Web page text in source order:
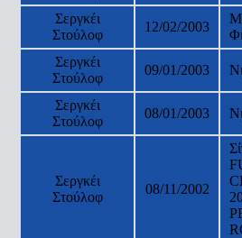
Σεργκέι
Στούλοφ
12/02/2003
Σεργκέι
Στούλοφ
09/01/2003
Σεργκέι
Στούλοφ
08/01/2003
Σεργκέι
Στούλοφ
08/11/2002